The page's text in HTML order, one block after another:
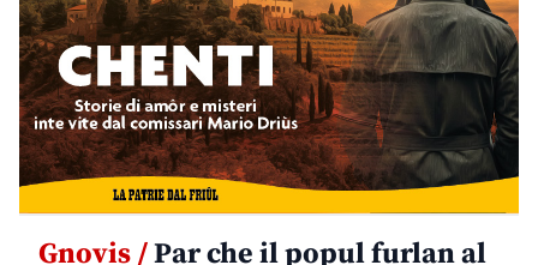
Gnovis /Par che il popul furlan al